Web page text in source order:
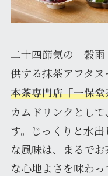
二十四節気の「穀
供する抹茶アフタヌ
本茶専門店「一保
カムドリンクとし
す。じっくりと水
な風味は、まるで
な心地よさを味わっ